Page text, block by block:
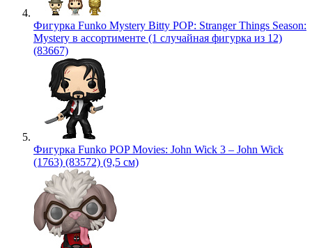
Фигурка Funko Mystery Bitty POP: Stranger Things Season:
Mystery в ассортименте (1 случайная фигурка из 12)
(83667)
Фигурка Funko POP Movies: John Wick 3 – John Wick
(1763) (83572) (9,5 см)